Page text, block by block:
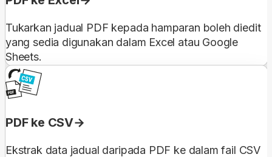
Tukarkan jadual PDF kepada hamparan boleh diedit
yang sedia digunakan dalam Excel atau Google
Sheets.
PDF ke CSV
Ekstrak data jadual daripada PDF ke dalam fail CSV